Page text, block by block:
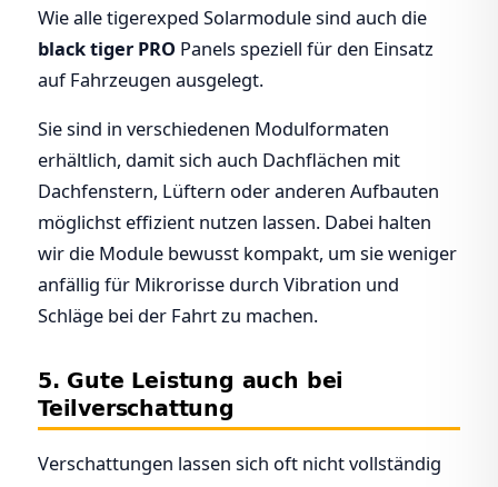
Wie alle tigerexped Solarmodule sind auch die
black tiger PRO Panels speziell für den Einsatz
auf Fahrzeugen ausgelegt.
Sie sind in verschiedenen Modulformaten
erhältlich, damit sich auch Dachflächen mit
Dachfenstern, Lüftern oder anderen Aufbauten
möglichst effizient nutzen lassen. Dabei halten
wir die Module bewusst kompakt, um sie weniger
anfällig für Mikrorisse durch Vibration und
Schläge bei der Fahrt zu machen.
5. Gute Leistung auch bei
Teilverschattung
Verschattungen lassen sich oft nicht vollständig